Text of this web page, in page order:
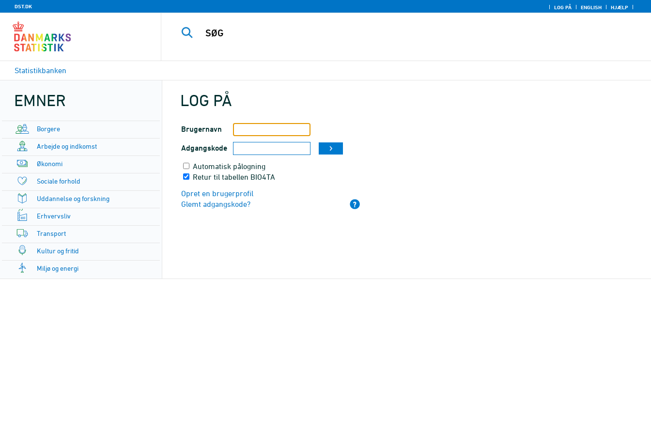
DST.DK LOG PÅ ENGLISH HJÆLP
Statistikbanken
EMNER
Borgere
Arbejde og indkomst
Økonomi
Sociale forhold
Uddannelse og forskning
Erhvervsliv
Transport
Kultur og fritid
Miljø og energi
LOG PÅ
Brugernavn
Adgangskode
Automatisk pålogning
Retur til tabellen BIO4TA
Opret en brugerprofil
Glemt adgangskode?